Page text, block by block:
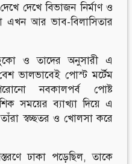
দেখে বিভাজন নির্মাণ ও
এখন আর ভাব-বিলাসিতার
ও তাদের অনুসারী এ
ভালভাবেই পোস্ট মর্টেম
নবকালপর্ব পোষ্ট
সময়ের ব্যাখ্যা দিয়ে এ
তাঁরা স্বচ্ছতর ও খোলসা করে
ঢাকা পড়েছিল, তাকে